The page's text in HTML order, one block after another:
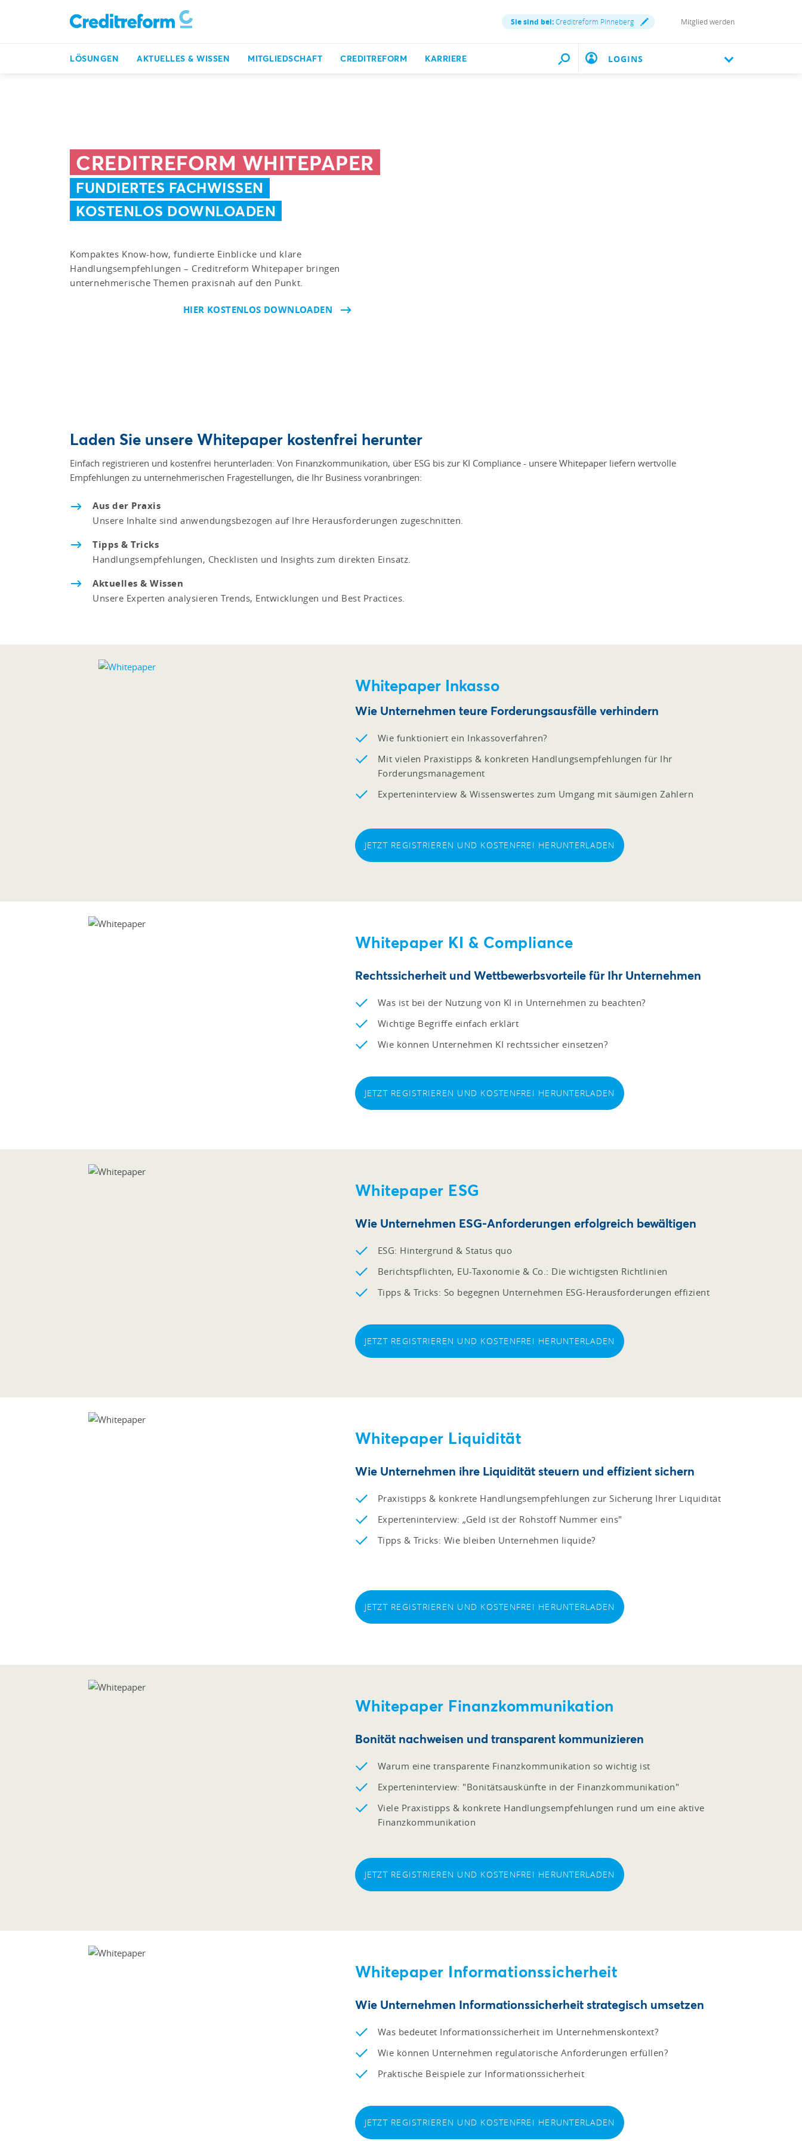
Sie sind bei:Creditreform Pinneberg Mitglied werden
LÖSUNGEN AKTUELLES & WISSEN MITGLIEDSCHAFT CREDITREFORM KARRIERE LOGINS
CREDITREFORM WHITEPAPER
FUNDIERTES FACHWISSEN
KOSTENLOS DOWNLOADEN
Kompaktes Know-how, fundierte Einblicke und klare
Handlungsempfehlungen – Creditreform Whitepaper bringen
unternehmerische Themen praxisnah auf den Punkt.
HIER KOSTENLOS DOWNLOADEN
Laden Sie unsere Whitepaper kostenfrei herunter
Einfach registrieren und kostenfrei herunterladen: Von Finanzkommunikation, über ESG bis zur KI Compliance - unsere Whitepaper liefern wertvolle
Empfehlungen zu unternehmerischen Fragestellungen, die Ihr Business voranbringen:
Aus der Praxis
Unsere Inhalte sind anwendungsbezogen auf Ihre Herausforderungen zugeschnitten.
Tipps & Tricks
Handlungsempfehlungen, Checklisten und Insights zum direkten Einsatz.
Aktuelles & Wissen
Unsere Experten analysieren Trends, Entwicklungen und Best Practices.
Whitepaper Inkasso
Wie Unternehmen teure Forderungsausfälle verhindern
Wie funktioniert ein Inkassoverfahren?
Mit vielen Praxistipps & konkreten Handlungsempfehlungen für Ihr
Forderungsmanagement
Experteninterview & Wissenswertes zum Umgang mit säumigen Zahlern
JETZT REGISTRIEREN UND KOSTENFREI HERUNTERLADEN
Whitepaper KI & Compliance
Rechtssicherheit und Wettbewerbsvorteile für Ihr Unternehmen
Was ist bei der Nutzung von KI in Unternehmen zu beachten?
Wichtige Begriffe einfach erklärt
Wie können Unternehmen KI rechtssicher einsetzen?
JETZT REGISTRIEREN UND KOSTENFREI HERUNTERLADEN
Whitepaper ESG
Wie Unternehmen ESG-Anforderungen erfolgreich bewältigen
ESG: Hintergrund & Status quo
Berichtspflichten, EU-Taxonomie & Co.: Die wichtigsten Richtlinien
Tipps & Tricks: So begegnen Unternehmen ESG-Herausforderungen effizient
JETZT REGISTRIEREN UND KOSTENFREI HERUNTERLADEN
Whitepaper Liquidität
Wie Unternehmen ihre Liquidität steuern und effizient sichern
Praxistipps & konkrete Handlungsempfehlungen zur Sicherung Ihrer Liquidität
Experteninterview: „Geld ist der Rohstoff Nummer eins"
Tipps & Tricks: Wie bleiben Unternehmen liquide?
JETZT REGISTRIEREN UND KOSTENFREI HERUNTERLADEN
Whitepaper Finanzkommunikation
Bonität nachweisen und transparent kommunizieren
Warum eine transparente Finanzkommunikation so wichtig ist
Experteninterview: "Bonitätsauskünfte in der Finanzkommunikation"
Viele Praxistipps & konkrete Handlungsempfehlungen rund um eine aktive
Finanzkommunikation
JETZT REGISTRIEREN UND KOSTENFREI HERUNTERLADEN
Whitepaper Informationssicherheit
Wie Unternehmen Informationssicherheit strategisch umsetzen
Was bedeutet Informationssicherheit im Unternehmenskontext?
Wie können Unternehmen regulatorische Anforderungen erfüllen?
Praktische Beispiele zur Informationssicherheit
JETZT REGISTRIEREN UND KOSTENFREI HERUNTERLADEN